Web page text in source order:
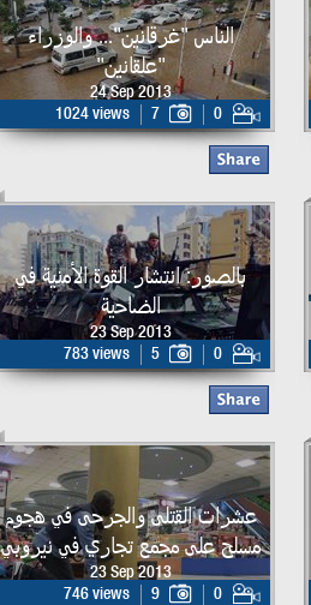
الناس "غرقانين"... والوزراء
"علقانين"
24 Sep 2013
1024 views
7 0
بالصور: انتشار القوة الأمنية في
الضاحية
23 Sep 2013
783 views
5 0
عشرات القتلى والجرحى في هجوم
مسلح على مجمع تجاري في نيروبي
23 Sep 2013
746 views
9 0